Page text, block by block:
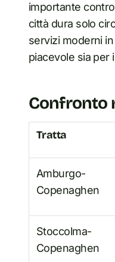
importante
città dura solo
servizi moderni
piacevole sia per
Confronto
Tratta
Amburgo-
Copenaghen
Stoccolma-
Copenaghen